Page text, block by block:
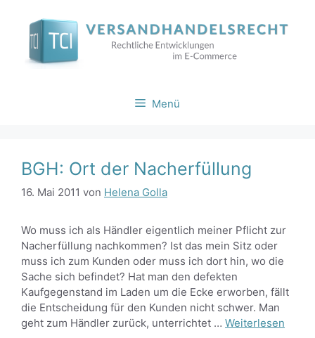
springen
Menü
BGH: Ort der Nacherfüllung
16. Mai 2011 von Helena Golla
Wo muss ich als Händler eigentlich meiner Pflicht zur
Nacherfüllung nachkommen? Ist das mein Sitz oder
muss ich zum Kunden oder muss ich dort hin, wo die
Sache sich befindet? Hat man den defekten
Kaufgegenstand im Laden um die Ecke erworben, fällt
die Entscheidung für den Kunden nicht schwer. Man
geht zum Händler zurück, unterrichtet … Weiterlesen